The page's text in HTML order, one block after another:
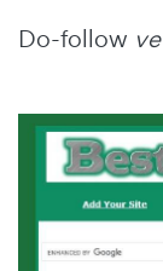
Do-follow ve